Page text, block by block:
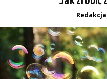
Redakcja